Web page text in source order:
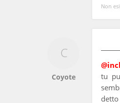
Non
Coyote
tu
detto